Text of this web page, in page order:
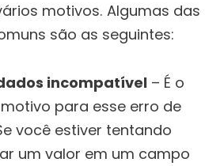
motivos. Algumas das
são as seguintes:
incompatível – É o
para esse erro de
você estiver tentando
um valor em um campo